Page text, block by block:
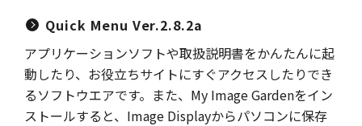
Quick Menu Ver.2.8.2a
アプリケーションソフトや取扱説明書をかんたんに起
動したり、お役立ちサイトにすぐアクセスしたりでき
るソフトウエアです。また、My Image Gardenをイン
ストールすると、Image Displayからパソコンに保存